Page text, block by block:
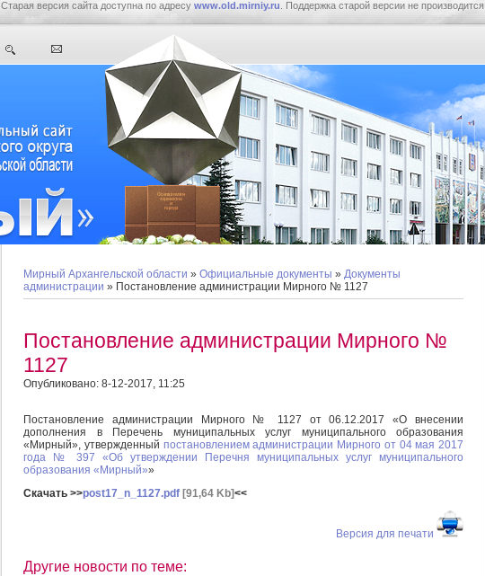
Старая версия сайта доступна по адресу www.old.mirniy.ru . Поддержка старой версии не производится.
Мирный Архангельской области » Официальные документы » Документы
администрации » Постановление администрации Мирного № 1127
Постановление администрации Мирного №
1127
Опубликовано: 8-12-2017, 11:25
Постановление администрации Мирного № 1127 от 06.12.2017 «О внесении
дополнения в Перечень муниципальных услуг муниципального образования
«Мирный», утвержденный постановлением администрации Мирного от 04 мая 2017
года № 397 «Об утверждении Перечня муниципальных услуг муниципального
образования «Мирный»»
Скачать >>post17_n_1127.pdf [91,64 Kb]<<
Версия для печати
Другие новости по теме: